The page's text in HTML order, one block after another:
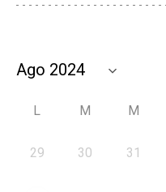
L M M
29 30 31